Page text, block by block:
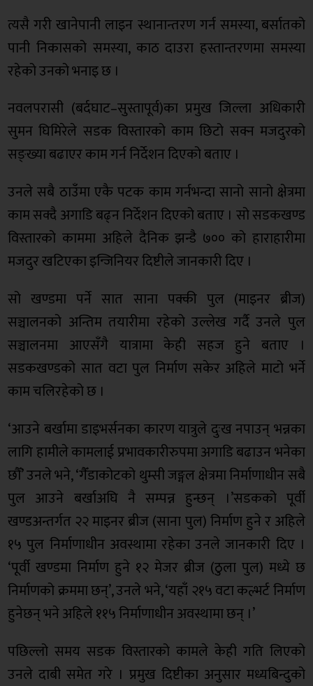
त्यसै गरी खानेपानी लाइन स्थानान्तरण गर्न समस्या, बर्सातको
पानी निकासको समस्या, काठ दाउरा हस्तान्तरणमा समस्या
रहेको उनको भनाइ छ ।
नवलपरासी (बर्दघाट–सुस्तापूर्व)का प्रमुख जिल्ला अधिकारी
सुमन घिमिरेले सडक विस्तारको काम छिटो सक्न मजदुरको
सङ्ख्या बढाएर काम गर्न निर्देशन दिएको बताए ।
उनले सबै ठाउँमा एकै पटक काम गर्नभन्दा सानो सानो क्षेत्रमा
काम सक्दै अगाडि बढ्न निर्देशन दिएको बताए । सो सडकखण्ड
विस्तारको काममा अहिले दैनिक झन्डै ७०० को हाराहारीमा
मजदुर खटिएका इन्जिनियर दिष्टीले जानकारी दिए ।
सो खण्डमा पर्ने सात साना पक्की पुल (माइनर ब्रीज)
सञ्चालनको अन्तिम तयारीमा रहेको उल्लेख गर्दै उनले पुल
सञ्चालनमा आएसँगै यात्रामा केही सहज हुने बताए ।
सडकखण्डको सात वटा पुल निर्माण सकेर अहिले माटो भर्ने
काम चलिरहेको छ ।
‘आउने बर्खामा डाइभर्सनका कारण यात्रुले दुःख नपाउन् भन्नका
लागि हामीले कामलाई प्रभावकारीरुपमा अगाडि बढाउन भनेका
छौँ’ उनले भने, ‘गैँडाकोटको थुम्सी जङ्गल क्षेत्रमा निर्माणाधीन सबै
पुल आउने बर्खाअघि नै सम्पन्न हुन्छन् ।’सडकको पूर्वी
खण्डअन्तर्गत २२ माइनर ब्रीज (साना पुल) निर्माण हुने र अहिले
१५ पुल निर्माणाधीन अवस्थामा रहेका उनले जानकारी दिए ।
‘पूर्वी खण्डमा निर्माण हुने १२ मेजर ब्रीज (ठुला पुल) मध्ये छ
निर्माणको क्रममा छन्’, उनले भने, ‘यहाँ २१५ वटा कल्भर्ट निर्माण
हुनेछन् भने अहिले ११५ निर्माणाधीन अवस्थामा छन् ।’
पछिल्लो समय सडक विस्तारको कामले केही गति लिएको
उनले दाबी समेत गरे । प्रमुख दिष्टीका अनुसार मध्यबिन्दुको